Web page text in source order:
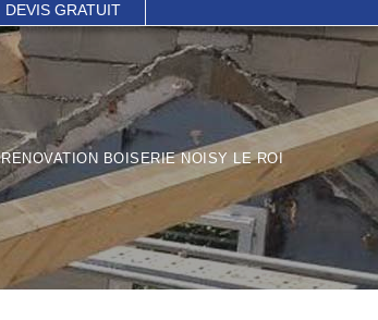
DEVIS GRATUIT
RENOVATION BOISERIE NOISY LE ROI